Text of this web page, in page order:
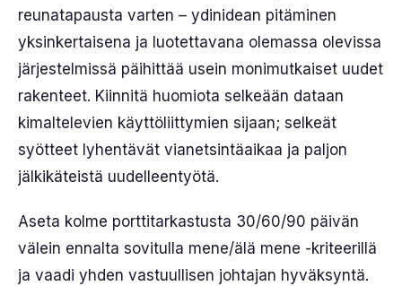
reunatapausta varten – ydinidean pitäminen
yksinkertaisena ja luotettavana olemassa olevissa
järjestelmissä päihittää usein monimutkaiset uudet
rakenteet. Kiinnitä huomiota selkeään dataan
kimaltelevien käyttöliittymien sijaan; selkeät
syötteet lyhentävät vianetsintäaikaa ja paljon
jälkikäteistä uudelleentyötä.
Aseta kolme porttitarkastusta 30/60/90 päivän
välein ennalta sovitulla mene/älä mene -kriteerillä
ja vaadi yhden vastuullisen johtajan hyväksyntä.